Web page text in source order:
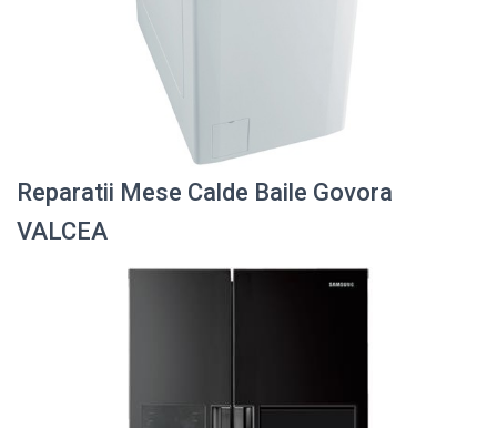
Reparatii Mese Calde Baile Govora
VALCEA